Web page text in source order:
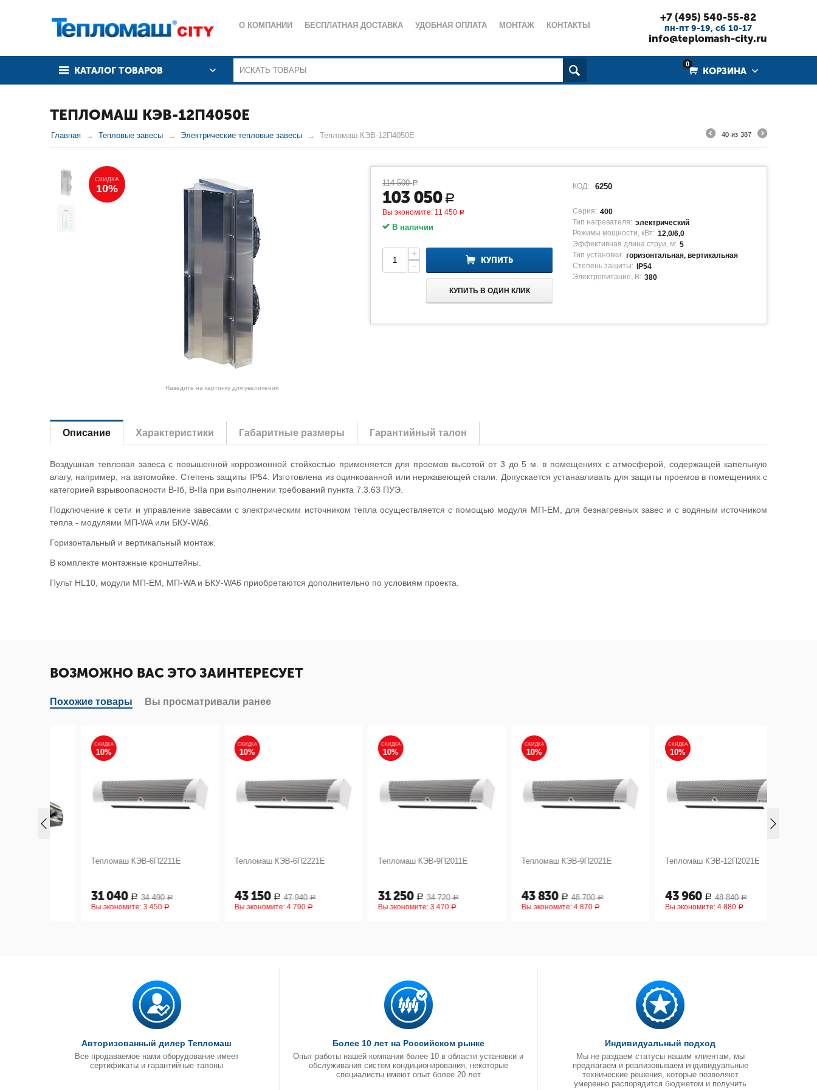
О КОМПАНИИ БЕСПЛАТНАЯ ДОСТАВКА УДОБНАЯ ОПЛАТА МОНТАЖ КОНТАКТЫ
+7 (495) 540-55-82
пн-пт 9-19, cб 10-17
info@teplomash-city.ru
КАТАЛОГ ТОВАРОВ
0
КОРЗИНА
ТЕПЛОМАШ КЭВ-12П4050Е
Главная Тепловые завесы Электрические тепловые завесы Тепломаш КЭВ-12П4050Е 40 из 387
СКИДКА
10%
Наведите на картинку для увеличения
114 500 Р
103 050 Р
Вы экономите: 11 450 Р
В наличии
+
−
КУПИТЬ
КУПИТЬ В ОДИН КЛИК
КОД: 6250
Серия: 400
Тип нагревателя: электрический
Режимы мощности, кВт: 12,0/6,0
Эффективная длина струи, м: 5
Тип установки: горизонтальная, вертикальная
Степень защиты:
IP54
Электропитание, В: 380
Описание Характеристики Габаритные размеры Гарантийный талон
Воздушная тепловая завеса с повышенной коррозионной стойкостью применяется для проемов высотой от 3 до 5 м. в помещениях с атмосферой, содержащей капельную
влагу, например, на автомойке. Степень защиты IP54. Изготовлена из оцинкованной или нержавеющей стали. Допускается устанавливать для защиты проемов в помещениях с
категорией взрывоопасности B-Iб, B-IIа при выполнении требований пункта 7.3.63 ПУЭ.
Подключение к сети и управление завесами с электрическим источником тепла осуществляется с помощью модуля МП-ЕМ, для безнагревных завес и с водяным источником
тепла - модулями МП-WA или БКУ-WA6.
Горизонтальный и вертикальный монтаж.
В комплекте монтажные кронштейны.
Пульт HL10, модули МП-EM, MП-WA и БКУ-WA6 приобретаются дополнительно по условиям проекта.
ВОЗМОЖНО ВАС ЭТО ЗАИНТЕРЕСУЕТ
Похожие товары Вы просматривали ранее
Тепломаш КЭВ-6П2211Е
31 040 Р 34 490 Р
Вы экономите:3 450 Р
Тепломаш КЭВ-6П2221Е
43 150 Р 47 940 Р
Вы экономите:4 790 Р
Тепломаш КЭВ-9П2011Е
31 250 Р 34 720 Р
Вы экономите:3 470 Р
Тепломаш КЭВ-9П2021Е
43 830 Р 48 700 Р
Вы экономите:4 870 Р
Тепломаш КЭВ-12П2021Е
43 960 Р 48 840 Р
Вы экономите:4 880 Р
Авторизованный дилер Тепломаш
Все продаваемое нами оборудование имеет
сертификаты и гарантийные талоны
Более 10 лет на Российском рынке
Опыт работы нашей компании более 10 в области установки и
обслуживания систем кондиционирования, некоторые
специалисты имеют опыт более 20 лет
Индивидуальный подход
Мы не раздаем статусы нашим клиентам, мы
предлагаем и реализовываем индивидуальные
технические решения, которые позволяют
умеренно распорядится бюджетом и получить